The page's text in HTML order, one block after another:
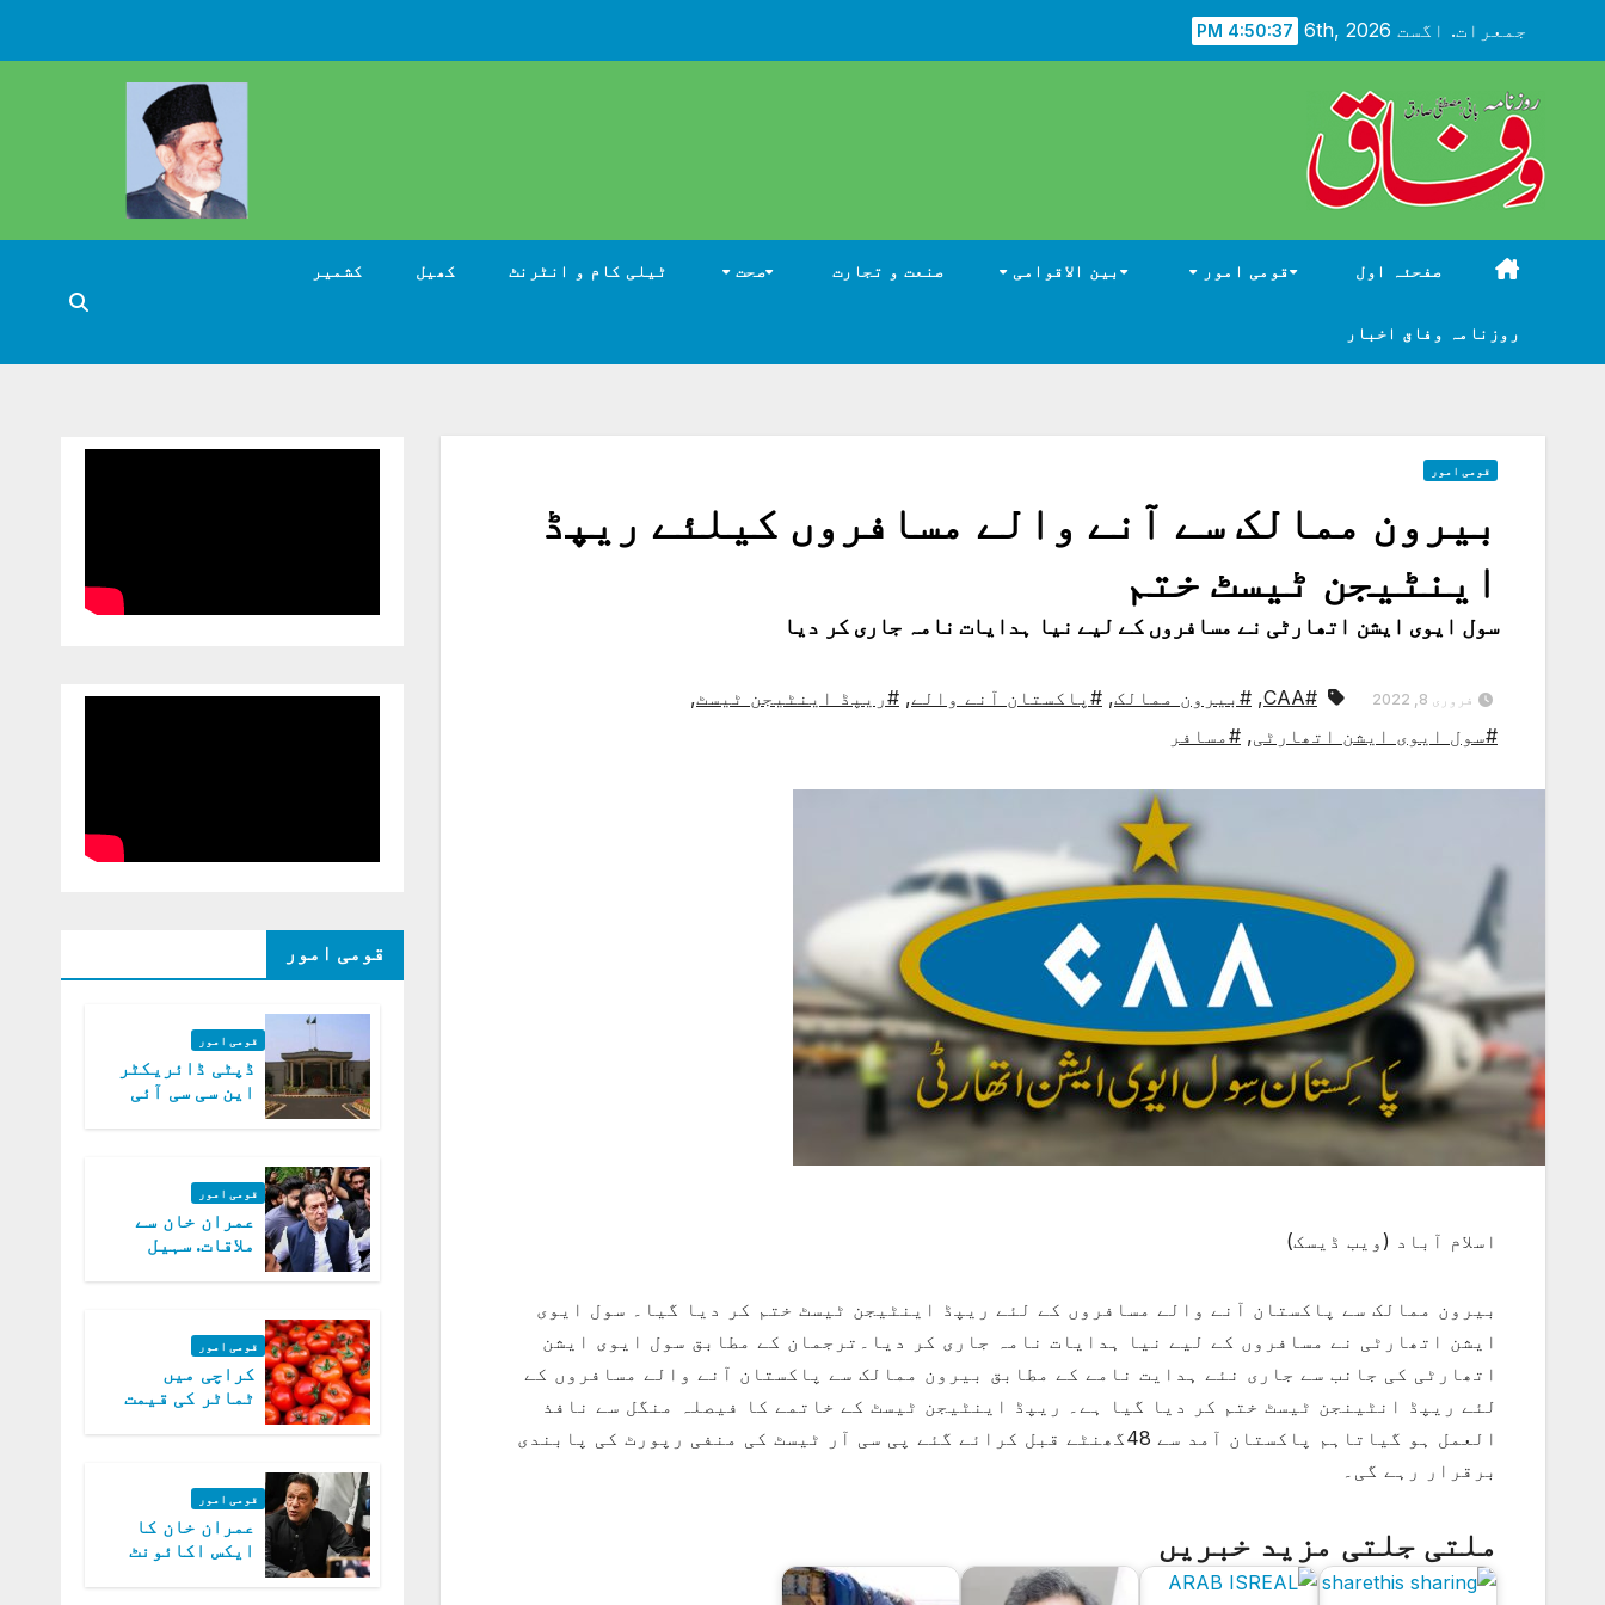
جمعرات. اگست 6th, 2026 4:50:38 PM
صفحئہ اول قومی امور بین الاقوامی صنعت و تجارت صحت ٹیلی کام و انٹرنٹ کھیل کشمیر
روزنامہ وفاق اخبار
قومی امور
بیرون ممالک سے آنے والے مسافروں کیلئے ریپڈ
اینٹیجن ٹیسٹ ختم
سول ایوی ایشن اتھارٹی نے مسافروں کے لیے نیا ہدایات نامہ جاری کر دیا
فروری 8, 2022 #CAA
, #بیرون ممالک, #پاکستان آنے والے, #ریپڈ اینٹیجن ٹیسٹ,
#سول ایوی ایشن اتھارٹی, #مسافر
اسلام آباد (ویب ڈیسک)
بیرون ممالک سے پاکستان آنے والے مسافروں کے لئے ریپڈ اینٹیجن ٹیسٹ ختم کر دیا گیا۔ سول ایوی
ایشن اتھارٹی نے مسافروں کے لیے نیا ہدایات نامہ جاری کر دیا۔ترجمان کے مطابق سول ایوی ایشن
اتھارٹی کی جانب سے جاری نئے ہدایت نامے کے مطابق بیرون ممالک سے پاکستان آنے والے مسافروں کے
لئے ریپڈ انٹینجن ٹیسٹ ختم کر دیا گیا ہے۔ ریپڈ اینٹیجن ٹیسٹ کے خاتمے کا فیصلہ منگل سے نافذ
العمل ہو گیاتاہم پاکستان آمد سے 48گھنٹے قبل کرائے گئے پی سی آر ٹیسٹ کی منفی رپورٹ کی پابندی
برقرار رہے گی۔
ملتی جلتی مزید خبریں
قومی امور
قومی امور
ڈپٹی ڈائریکٹر
این سی سی آئی
قومی امور
عمران خان سے
ملاقات. سہیل
قومی امور
کراچی میں
ٹماٹر کی قیمت
قومی امور
عمران خان کا
ایکس اکائونٹ